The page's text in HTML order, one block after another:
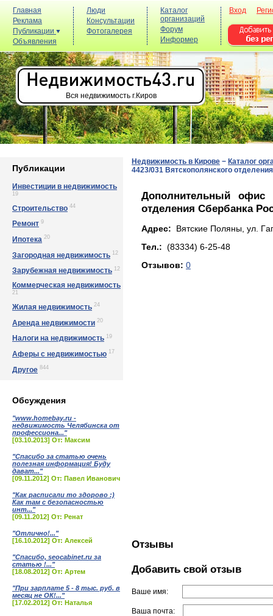
Главная
Реклама
Публикации
Объявления
Люди
Консультации
Фотогалерея
Каталог
организаций
Форум
Информер
Вход
Вся недвижимость г.Киров
Публикации
Инвестиции в недвижимость
19
Строительство 44
Ремонт 9
Ипотека 20
Загородная недвижимость 12
Зарубежная недвижимость 12
Коммерческая недвижимость
21
Жилая недвижимость 24
Аренда недвижимости 20
Налоги на недвижимость 19
Аферы с недвижимостью 17
Другое 844
Обсуждения
"www.homebay.ru -
недвижимость Челябинска от
профессиона..."
[03.10.2013] От: Максим
"Спасибо за статью очень
полезная информация! Буду
дават..."
[09.11.2012] От: Павел Иванович
"Как расписали то здорово :)
Как там с безопасностью
инт..."
[09.11.2012] От: Ренат
"Отлично!..."
[16.10.2012] От: Алексей
"Спасибо, seocabinet.ru за
статью !..."
[18.08.2012] От: Артем
"При зарплате 5 - 8 тыс. руб. в
месяц не ОК!..."
[17.02.2012] От: Наталья
Недвижимость в Кирове − Каталог
4423/031 Вятскополянского
Дополнительный офис
отделения Сбербанка
Адрес: Вятские Поляны, ул.
Тел.: (83334) 6-25-48
Отзывов: 0
Отзывы
Добавить свой отзыв
Ваше имя:
Ваша почта: